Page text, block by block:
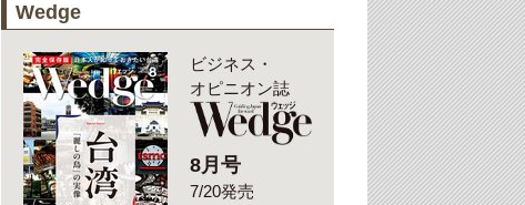
Wedge
ビジネス・
オピニオン誌
8月号
7/20発売